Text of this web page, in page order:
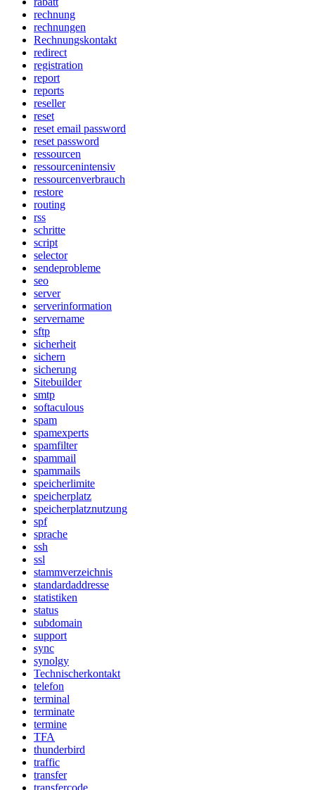
rechnung
rechnungen
Rechnungskontakt
redirect
registration
report
reports
reseller
reset
reset email password
reset password
ressourcen
ressourcenintensiv
ressourcenverbrauch
restore
routing
rss
schritte
script
selector
sendeprobleme
seo
server
serverinformation
servername
sftp
sicherheit
sichern
sicherung
Sitebuilder
smtp
softaculous
spam
spamexperts
spamfilter
spammail
spammails
speicherlimite
speicherplatz
speicherplatznutzung
spf
sprache
ssh
ssl
stammverzeichnis
standardaddresse
statistiken
status
subdomain
support
sync
synolgy
Technischerkontakt
telefon
terminal
terminate
termine
TFA
thunderbird
traffic
transfer
transfercode